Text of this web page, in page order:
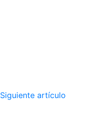
Siguiente artículo